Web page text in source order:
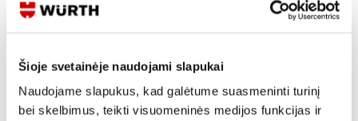
Šioje svetainėje naudojami slapukai
Naudojame slapukus, kad galėtume suasmeninti turinį
bei skelbimus, teikti visuomeninės medijos funkcijas ir
SANDALAI MODYF SUMMER X
S1P, PILKI
Žiūrėti detaliau
PUSBAČIAI CRUISE S3